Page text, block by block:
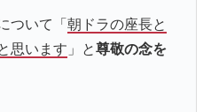
ついて「 朝ドラの座長と
思います 」と尊敬の念を